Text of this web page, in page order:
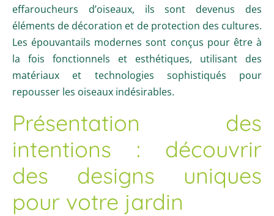
effaroucheurs d’oiseaux, ils sont devenus des
éléments de décoration et de protection des cultures.
Les épouvantails modernes sont conçus pour être à
la fois fonctionnels et esthétiques, utilisant des
matériaux et technologies sophistiqués pour
repousser les oiseaux indésirables.
Présentation des
intentions : découvrir
des designs uniques
pour votre jardin